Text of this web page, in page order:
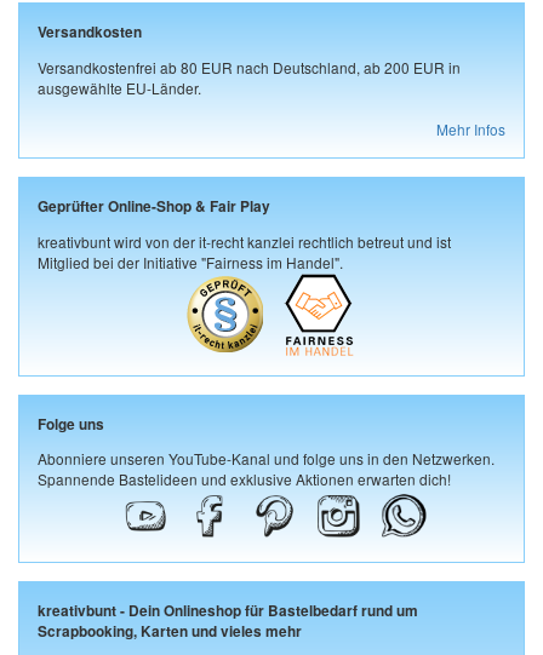
Versandkosten
Versandkostenfrei ab 80 EUR nach Deutschland, ab 200 EUR in
ausgewählte EU-Länder.
Mehr Infos
Geprüfter Online-Shop & Fair Play
kreativbunt wird von der it-recht kanzlei rechtlich betreut und ist
Mitglied bei der Initiative "Fairness im Handel".
Folge uns
Abonniere unseren YouTube-Kanal und folge uns in den Netzwerken.
Spannende Bastelideen und exklusive Aktionen erwarten dich!
kreativbunt - Dein Onlineshop für Bastelbedarf rund um
Scrapbooking, Karten und vieles mehr